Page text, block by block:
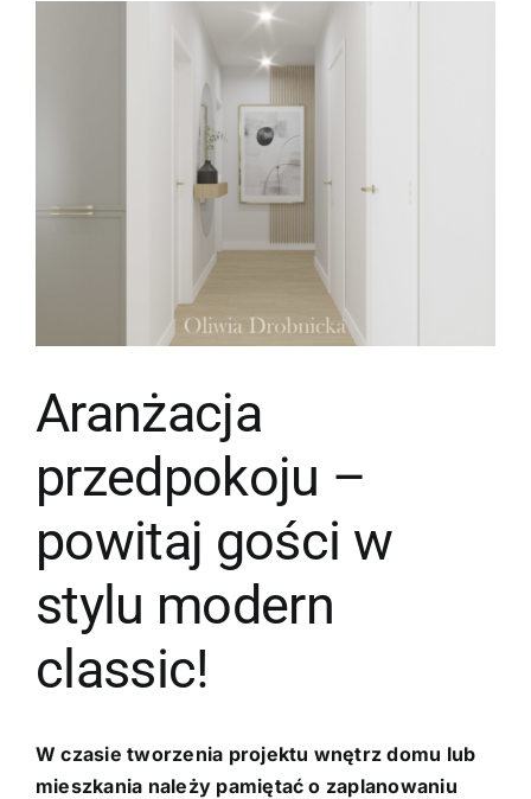
Aranżacja
przedpokoju –
powitaj gości w
stylu modern
classic!
W czasie tworzenia projektu wnętrz domu lub
mieszkania należy pamiętać o zaplanowaniu